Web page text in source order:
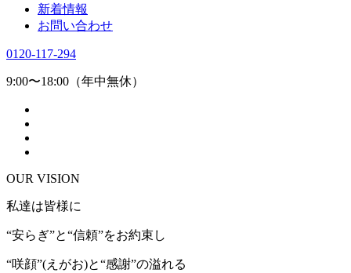
新着情報
お問い合わせ
0120-117-294
9:00〜18:00（年中無休）
OUR VISION
私達は皆様に
“安らぎ”と“信頼”をお約束し
“咲顔”(えがお)と“感謝”の溢れる